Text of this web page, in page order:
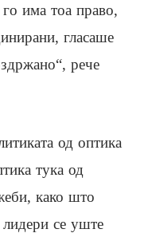
има тоа право,
гласаше
рече
од оптика
тука од
како што
се уште